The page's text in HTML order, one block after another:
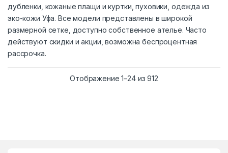
дубленки, кожаные плащи и куртки, пуховики, одежда из
эко-кожи Уфа. Все модели представлены в широкой
размерной сетке, доступно собственное ателье. Часто
действуют скидки и акции, возможна беспроцентная
рассрочка.
Отображение 1–24 из 912Сортировка: